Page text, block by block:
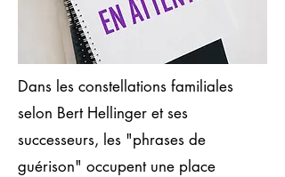
Dans les constellations familiales
selon Bert Hellinger et ses
successeurs, les "phrases de
guérison" occupent une place